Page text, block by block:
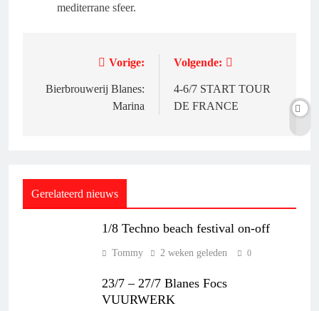
mediterrane sfeer.
navigatie
Vorige:
Bierbrouwerij Blanes:
Marina
Volgende:
4-6/7 START TOUR
DE FRANCE
Gerelateerd nieuws
1/8 Techno beach festival on-off
Tommy 2 weken geleden 0
23/7 – 27/7 Blanes Focs
VUURWERK